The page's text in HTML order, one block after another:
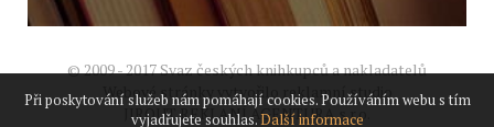
© 2009 - 2017 Svaz českých knihkupců a nakladatelů
Webové stránky vytvořilo reklamní studio
JIROUT REKLANÍ AGENTURA s.r.o.
Při poskytování služeb nám pomáhají cookies. Používáním webu s tím
vyjadřujete souhlas.Další informace